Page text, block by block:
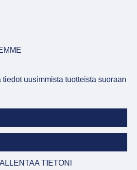
uusimmista tuotteista suoraan
TIETONI